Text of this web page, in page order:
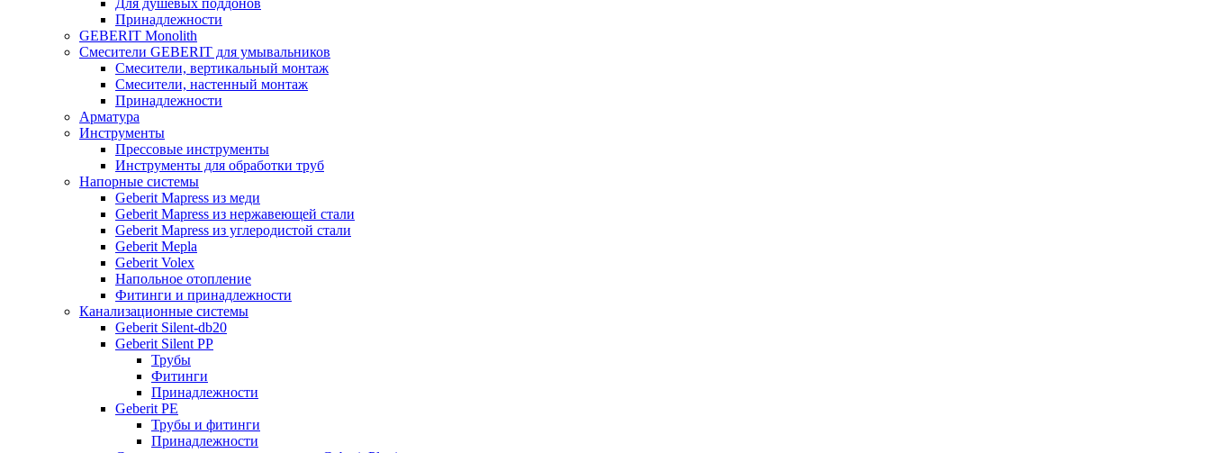
Для душевых поддонов
Принадлежности
GEBERIT Monolith
Смесители GEBERIT для умывальников
Смесители, вертикальный монтаж
Смесители, настенный монтаж
Принадлежности
Арматура
Инструменты
Прессовые инструменты
Инструменты для обработки труб
Напорные системы
Geberit Mapress из меди
Geberit Mapress из нержавеющей стали
Geberit Mapress из углеродистой стали
Geberit Mepla
Geberit Volex
Напольное отопление
Фитинги и принадлежности
Канализационные системы
Geberit Silent-db20
Geberit Silent PP
Трубы
Фитинги
Принадлежности
Geberit PE
Трубы и фитинги
Принадлежности